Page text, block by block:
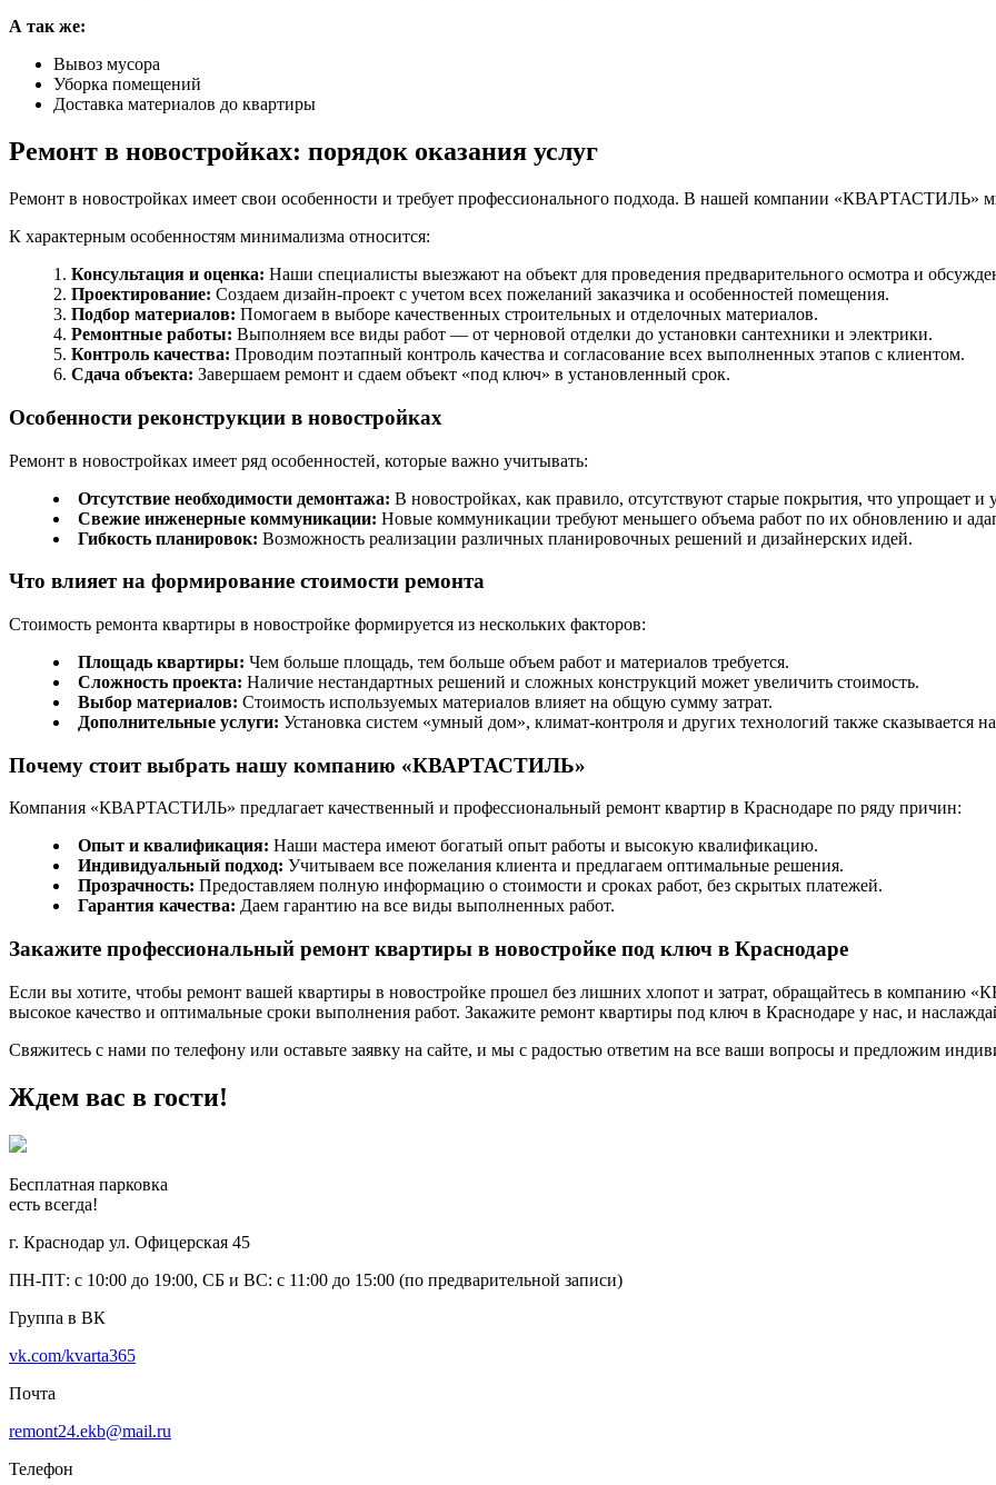
А так же:
Вывоз мусора
Уборка помещений
Доставка материалов до квартиры
Ремонт в новостройках: порядок оказания услуг
Ремонт в новостройках имеет свои особенности и требует профессионального подхода. В нашей компании «КВАРТАСТИЛЬ»
К характерным особенностям минимализма относится:
Консультация и оценка: Наши специалисты выезжают на объект для проведения предварительного осмотра и
Проектирование: Создаем дизайн-проект с учетом всех пожеланий заказчика и особенностей помещения.
Подбор материалов: Помогаем в выборе качественных строительных и отделочных материалов.
Ремонтные работы: Выполняем все виды работ — от черновой отделки до установки сантехники и электрики.
Контроль качества: Проводим поэтапный контроль качества и согласование всех выполненных этапов с клиентом.
Сдача объекта: Завершаем ремонт и сдаем объект «под ключ» в установленный срок.
Особенности реконструкции в новостройках
Ремонт в новостройках имеет ряд особенностей, которые важно учитывать:
Отсутствие необходимости демонтажа: В новостройках, как правило, отсутствуют старые покрытия, что упрощает и
Свежие инженерные коммуникации: Новые коммуникации требуют меньшего объема работ по их обновлению и
Гибкость планировок: Возможность реализации различных планировочных решений и дизайнерских идей.
Что влияет на формирование стоимости ремонта
Стоимость ремонта квартиры в новостройке формируется из нескольких факторов:
Площадь квартиры: Чем больше площадь, тем больше объем работ и материалов требуется.
Сложность проекта: Наличие нестандартных решений и сложных конструкций может увеличить стоимость.
Выбор материалов: Стоимость используемых материалов влияет на общую сумму затрат.
Дополнительные услуги: Установка систем «умный дом», климат-контроля и других технологий также сказывается
Почему стоит выбрать нашу компанию «КВАРТАСТИЛЬ»
Компания «КВАРТАСТИЛЬ» предлагает качественный и профессиональный ремонт квартир в Краснодаре по ряду причин:
Опыт и квалификация: Наши мастера имеют богатый опыт работы и высокую квалификацию.
Индивидуальный подход: Учитываем все пожелания клиента и предлагаем оптимальные решения.
Прозрачность: Предоставляем полную информацию о стоимости и сроках работ, без скрытых платежей.
Гарантия качества: Даем гарантию на все виды выполненных работ.
Закажите профессиональный ремонт квартиры в новостройке под ключ в Краснодаре
Если вы хотите, чтобы ремонт вашей квартиры в новостройке прошел без лишних хлопот и затрат, обращайтесь в
высокое качество и оптимальные сроки выполнения работ. Закажите ремонт квартиры под ключ в Краснодаре у нас, и
Свяжитесь с нами по телефону или оставьте заявку на сайте, и мы с радостью ответим на все ваши вопросы и предложим
Ждем вас в гости!
Бесплатная парковка
есть всегда!
г. Краснодар ул. Офицерская 45
ПН-ПТ: с 10:00 до 19:00, СБ и ВС: с 11:00 до 15:00 (по предварительной записи)
Группа в ВК
vk.com/kvarta365
Почта
remont24.ekb@mail.ru
Телефон